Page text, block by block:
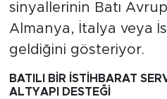
sinyallerinin Batı
Almanya, İtalya veya
geldiğini gösteriyor.
BATILI BİR İSTİHBARAT
ALTYAPI DESTEĞİ